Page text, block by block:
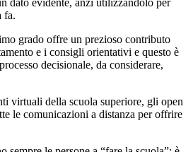
dato evidente, anzi utilizzandolo per
fa.
grado offre un prezioso contributo
e i consigli orientativi e questo è
decisionale, da considerare,
virtuali della scuola superiore, gli open
le comunicazioni a distanza per offrire